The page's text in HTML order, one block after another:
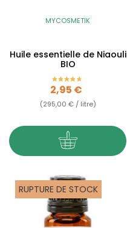
MYCOSMETIK
Huile essentielle de Niaouli
BIO
Prix
2,95 €
(295,00 € / litre)
RUPTURE DE STOCK